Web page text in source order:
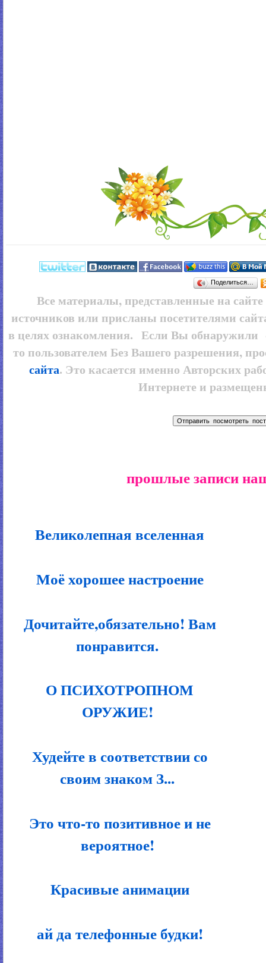
Поделиться…
Все материалы, представленные на сайте
источников или присланы посетителями
в целях ознакомления. Если Вы
то пользователем Без Вашего разрешения,
сайта. Это касается именно Авторских
Интернете и
прошлые записи
Великолепная вселенная
Моё хорошее настроение
Дочитайте,обязательно! Вам
понравится.
О ПСИХОТРОПНОМ
ОРУЖИЕ!
Худейте в соответствии со
своим знаком З...
Это что-то позитивное и не
вероятное!
Красивые анимации
ай да телефонные будки!